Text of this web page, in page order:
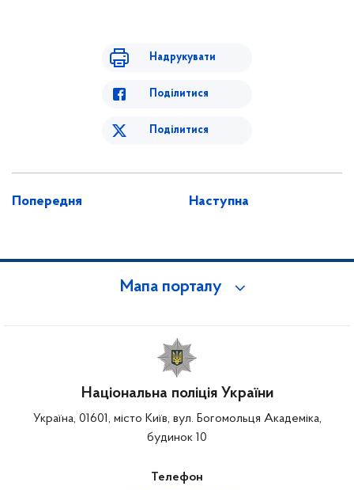
Надрукувати
Поділитися
Поділитися
Попередня Наступна
Мапа порталу
Національна поліція України
Україна, 01601, місто Київ, вул. Богомольця Академіка,
будинок 10
Телефон